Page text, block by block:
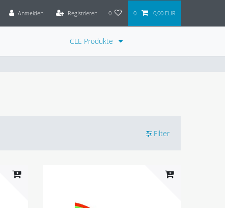
Anmelden Registrieren 0 0 0,00 EUR
CLE Produkte
Filter